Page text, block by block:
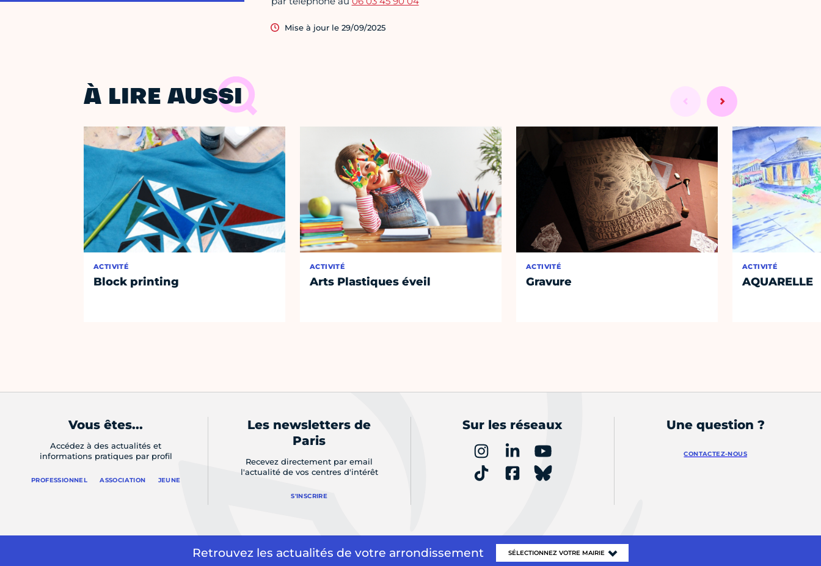
Mise à jour le 29/09/2025
À LIRE AUSSI
ACTIVITÉ
Block printing
ACTIVITÉ
Arts Plastiques éveil
ACTIVITÉ
Gravure
ACTIVITÉ
AQUARELLE
Vous êtes...
Accédez à des actualités et
informations pratiques par profil
PROFESSIONNEL ASSOCIATION JEUNE
Les newsletters de
Paris
Recevez directement par email
l'actualité de vos centres d'intérêt
S'INSCRIRE
Sur les réseaux Une question ?
CONTACTEZ-NOUS
Retrouvez les actualités de votre arrondissement